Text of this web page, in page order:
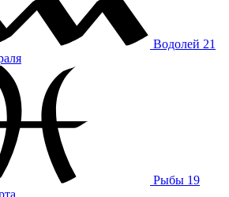
Водолей 21
Рыбы 19